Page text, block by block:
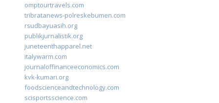
omptourtravels.com
tribratanews-polreskebumen.com
rsudbayuasih.org
publikjurnalistik.org
juneteenthapparel.net
italywarm.com
journaloffinanceeconomics.com
kvk-kumari.org
foodscienceandtechnology.com
scisportsscience.com